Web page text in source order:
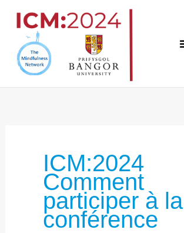
content
ICM:2024
Comment
participer à la
conférence